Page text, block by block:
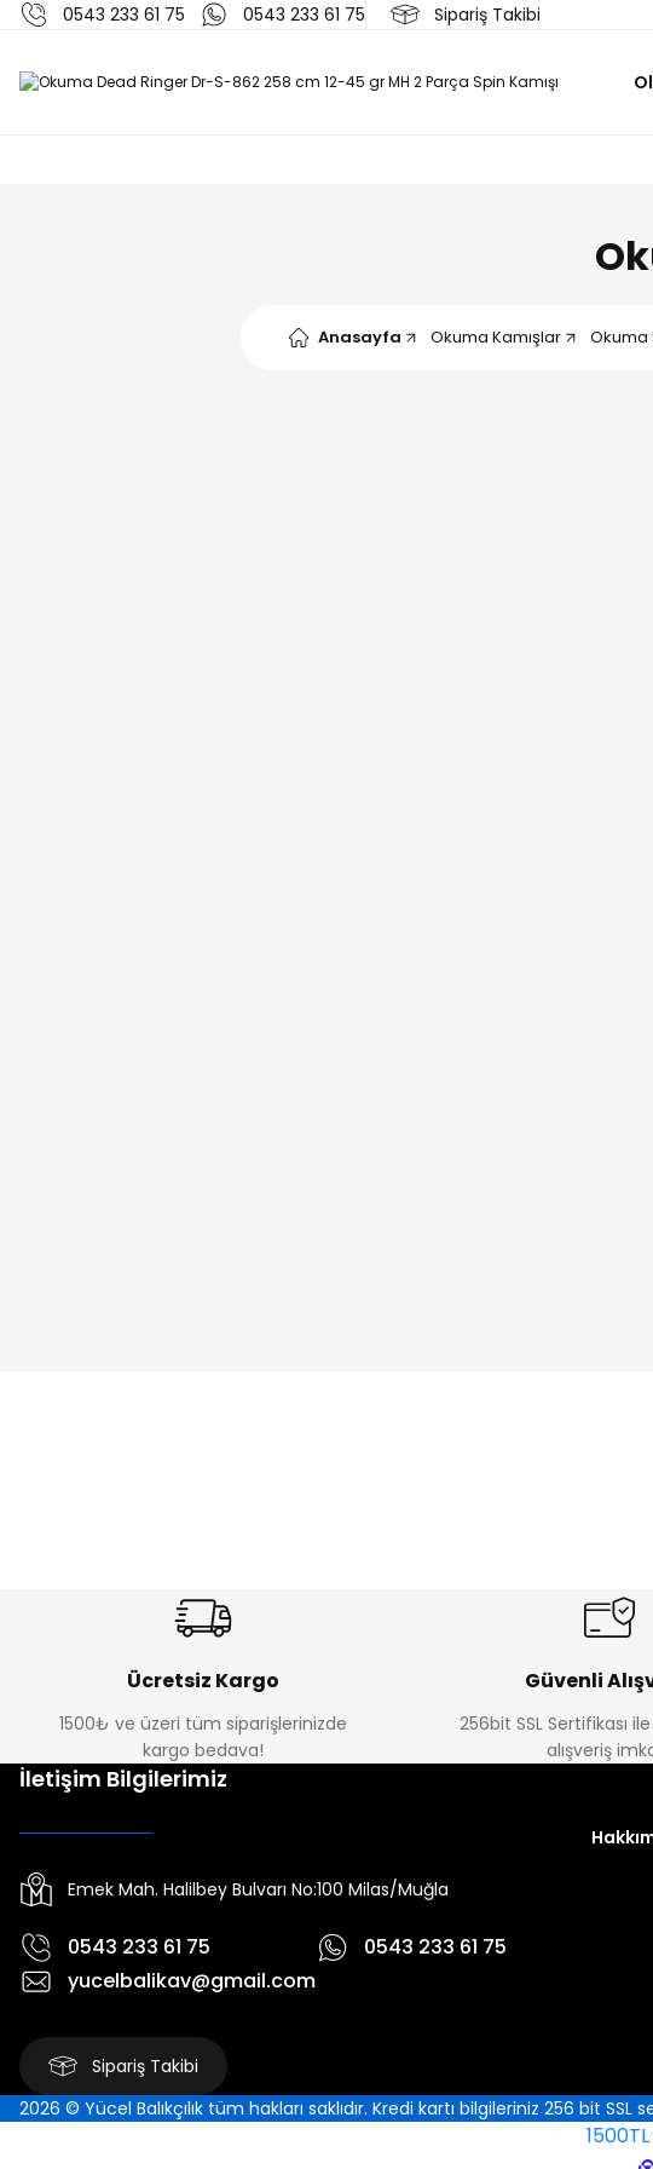
0543 233 61 75 0543 233 61 75 Sipariş Takibi
Anasayfa Okuma Kamışlar Okuma
Ücretsiz Kargo
1500₺ ve üzeri tüm siparişlerinizde
kargo bedava!
Güvenli
256bit SSL Sertifikası
alışveriş
İletişim Bilgilerimiz
Emek Mah. Halilbey Bulvarı No:100 Milas/Muğla
0543 233 61 75
0543 233 61 75
yucelbalikav@gmail.com
Sipariş Takibi
2026 © Yücel Balıkçılık tüm hakları saklıdır. Kredi kartı bilgileriniz 256 bit SSL